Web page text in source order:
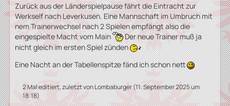
Zurück aus der Länderspielpause fährt die Eintracht zur
Werkself nach Leverkusen. Eine Mannschaft im Umbruch mit
nem Trainerwechsel nach 2 Spielen empfängt also die
eingespielte Macht vom Main
Der neue Trainer muß ja
nicht gleich im ersten Spiel zünden
Eine Nacht an der Tabellenspitze fänd ich schon nett
2 Mal editiert, zuletzt vonLombaburger(11. September 2025 um
18:18)